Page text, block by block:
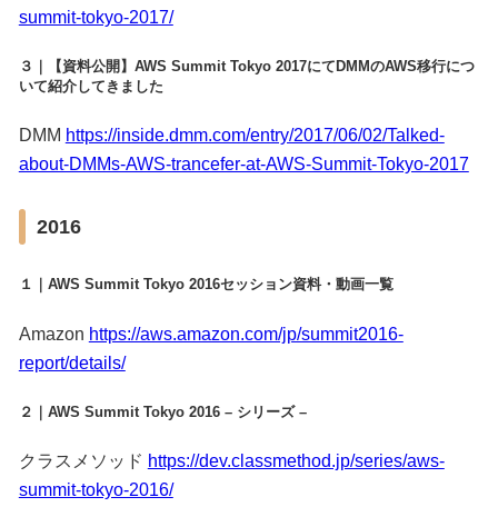
summit-tokyo-2017/
３｜【資料公開】AWS Summit Tokyo 2017にてDMMのAWS移行につ
いて紹介してきました
DMM https://inside.dmm.com/entry/2017/06/02/Talked-
about-DMMs-AWS-trancefer-at-AWS-Summit-Tokyo-2017
2016
１｜AWS Summit Tokyo 2016セッション資料・動画一覧
Amazon https://aws.amazon.com/jp/summit2016-
report/details/
２｜AWS Summit Tokyo 2016 – シリーズ –
クラスメソッド https://dev.classmethod.jp/series/aws-
summit-tokyo-2016/